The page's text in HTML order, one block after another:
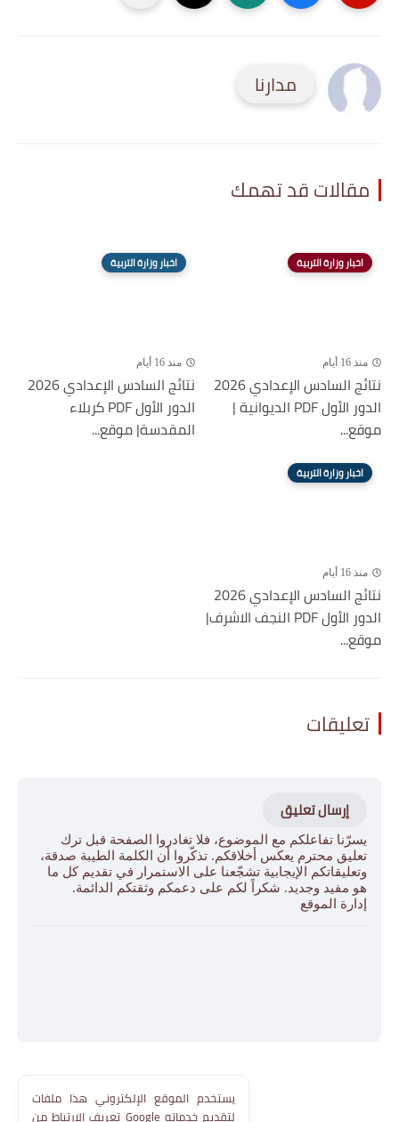
مدارنا
مقالات قد تهمك
اخبار وزارة التربية
منذ 16 أيام
نتائج السادس الإعدادي 2026
الدور الأول PDF الديوانية |
موقع...
اخبار وزارة التربية
منذ 16 أيام
نتائج السادس الإعدادي 2026
الدور الأول PDF كربلاء
المقدسة| موقع...
اخبار وزارة التربية
منذ 16 أيام
نتائج السادس الإعدادي 2026
الدور الأول PDF النجف الاشرف|
موقع...
تعليقات
إرسال تعليق
يسرّنا تفاعلكم مع الموضوع، فلا تغادروا الصفحة قبل ترك
تعليق محترم يعكس أخلاقكم. تذكّروا أن الكلمة الطيبة صدقة،
وتعليقاتكم الإيجابية تشجّعنا على الاستمرار في تقديم كل ما
هو مفيد وجديد. شكراً لكم على دعمكم وثقتكم الدائمة.
إدارة الموقع
يستخدم الموقع الإلكتروني هذا ملفات
تعريف الارتباط من Google لتقديم خدماته